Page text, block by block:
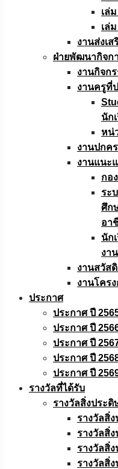
เล่
เล่
งานส่งเ
ฝ่ายพัฒนากิจก
งานกิจก
งานครูที่
นัก
หน่
งานปกค
งานแนะ
กอ
ระ
ศึก
อา
นัก
งา
งานสวัส
งานโคร
ประกาศ
ประกาศ ปี
ประกาศ ปี
ประกาศ ปี
ประกาศ ปี
ประกาศ ปี
รางวัลที่ได้รับ
รางวัลสิ่งประ
รางวัลสิ่
รางวัลสิ่
รางวัลสิ่
รางวัลสิ่